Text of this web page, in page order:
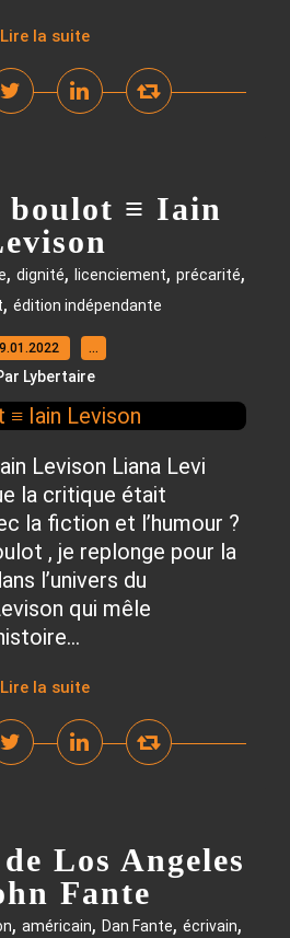
Lire la suite
boulot ≡ Iain
, dignité, licenciement, précarité,
, édition indépendante
…
Lybertaire
Levison Liana Levi
la critique était
la fiction et l’humour ?
, je replonge pour la
l’univers du
qui mêle
Lire la suite
Los Angeles
Fante
, américain, Dan Fante, écrivain,